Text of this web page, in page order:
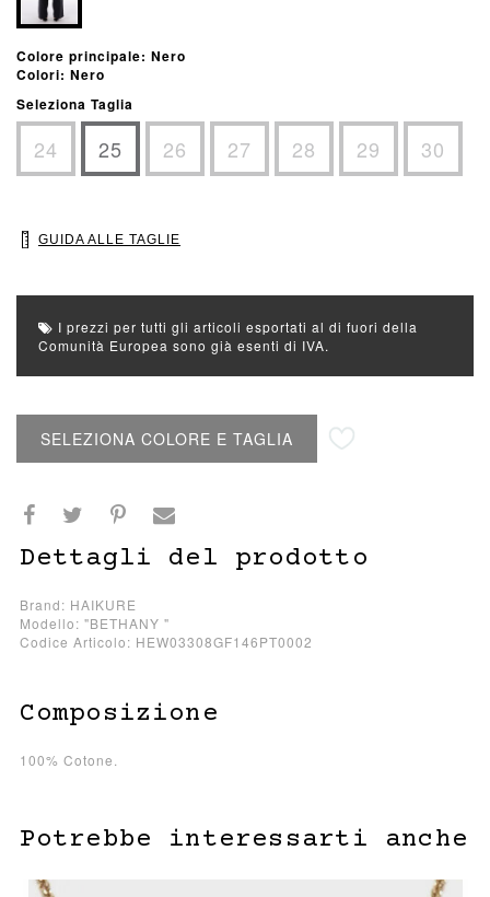
Colore principale: Nero
Colori: Nero
Seleziona Taglia
24 25 26 27 28 29 30
GUIDA ALLE TAGLIE
I prezzi per tutti gli articoli esportati al di fuori della
Comunità Europea sono già esenti di IVA.
SELEZIONA COLORE E TAGLIA
Dettagli del prodotto
Brand: HAIKURE
Modello: "BETHANY "
Codice Articolo: HEW03308GF146PT0002
Composizione
100% Cotone.
Potrebbe interessarti anche